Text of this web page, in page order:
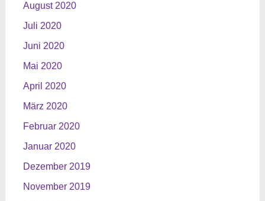
August 2020
Juli 2020
Juni 2020
Mai 2020
April 2020
März 2020
Februar 2020
Januar 2020
Dezember 2019
November 2019